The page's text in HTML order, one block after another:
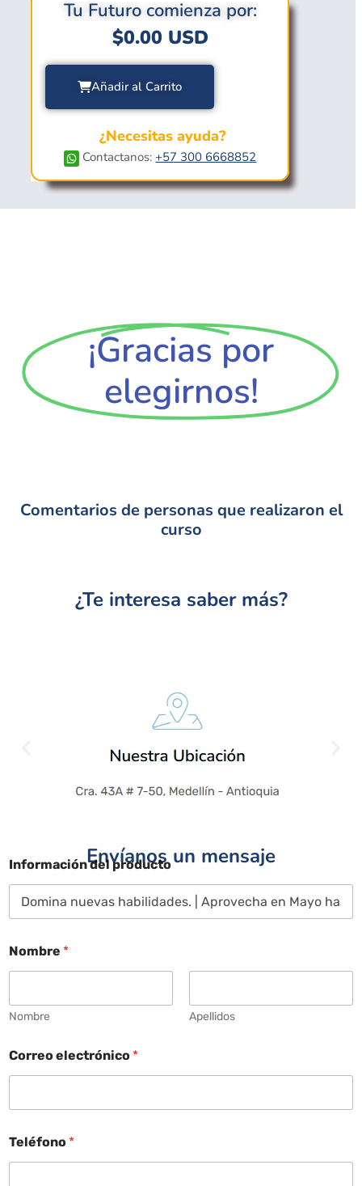
Tu Futuro comienza por:
$0.00 USD
Añadir al Carrito
¿Necesitas ayuda?
Contactanos:+57 300 6668852
¡Gracias por
elegirnos!
Comentarios de personas que realizaron el
curso
¿Te interesa saber más?
Envíanos un mensaje
Información del producto
Nombre *
Nombre Apellidos
Correo electrónico *
Teléfono *